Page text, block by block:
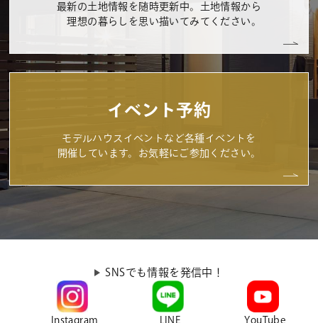
最新の土地情報を随時更新中。土地情報から
理想の暮らしを思い描いてみてください。
イベント予約
モデルハウスイベントなど各種イベントを
開催しています。お気軽にご参加ください。
SNSでも情報を発信中！
Instagram LINE YouTube